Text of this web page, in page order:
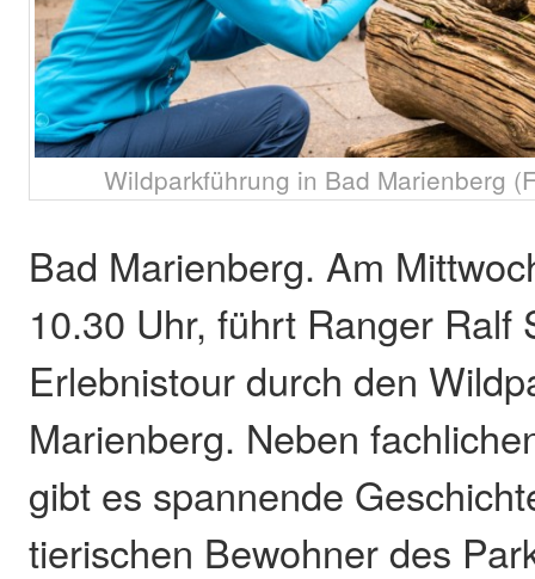
Wildparkführung in Bad Marienberg
Bad Marienberg. Am
10.30 Uhr, führt Ranger Ralf
Erlebnistour durch den
Marienberg. Neben
gibt es spannende
tierischen Bewohner des